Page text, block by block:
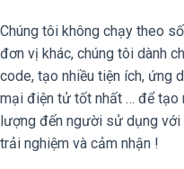
Chúng tôi không chạy theo
đơn vị khác, chúng tôi dành
code, tạo nhiều tiện ích, ứng
mại điện tử tốt nhất … để tạo
lượng đến người sử dụng
trải nghiệm và cảm nhận !